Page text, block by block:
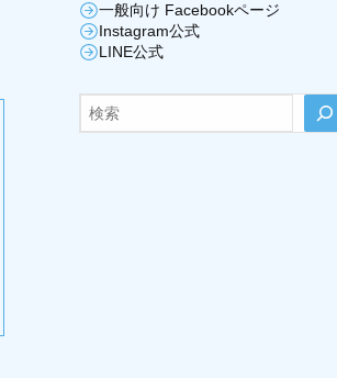
一般向け Facebookページ
Instagram公式
LINE公式
検索